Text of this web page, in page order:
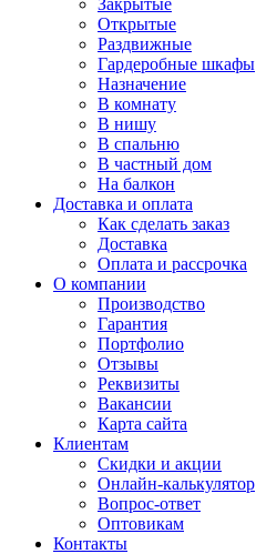
Закрытые
Открытые
Раздвижные
Гардеробные шкафы
Назначение
В комнату
В нишу
В спальню
В частный дом
На балкон
Доставка и оплата
Как сделать заказ
Доставка
Оплата и рассрочка
О компании
Производство
Гарантия
Портфолио
Отзывы
Реквизиты
Вакансии
Карта сайта
Клиентам
Скидки и акции
Онлайн-калькулятор
Вопрос-ответ
Оптовикам
Контакты